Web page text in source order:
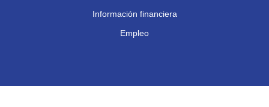
Información financiera
Empleo